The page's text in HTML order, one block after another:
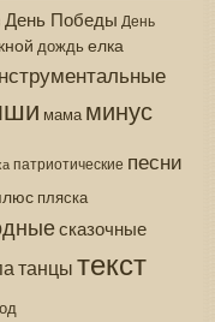
День Победы День
дождь елка
мама минус
патриотические песни
пляска
сказочные
танцытекст